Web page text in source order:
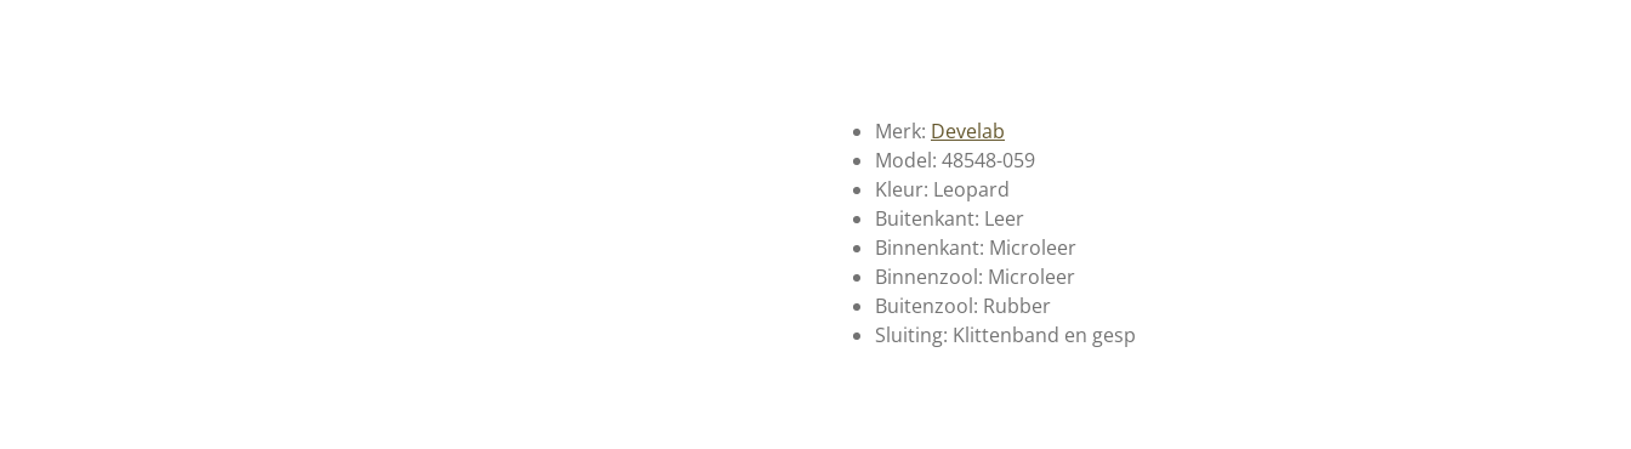
Merk: Develab
Model: 48548-059
Kleur: Leopard
Buitenkant: Leer
Binnenkant: Microleer
Binnenzool: Microleer
Buitenzool: Rubber
Sluiting: Klittenband en gesp